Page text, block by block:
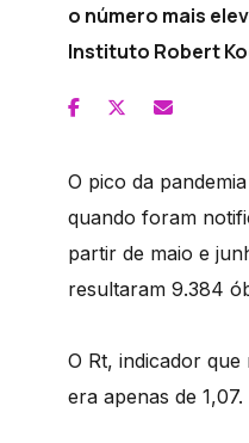
o número mais
Instituto Robert
O pico da
quando foram
partir de maio e
resultaram 9.384
O Rt, indicador que
era apenas de 1,07.